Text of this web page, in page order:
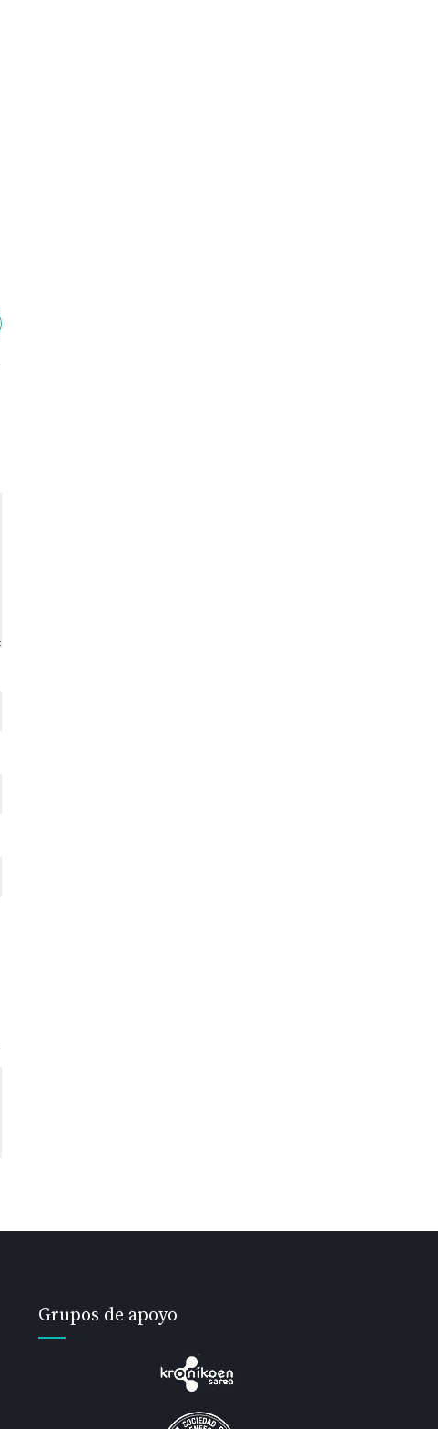
Grupos de apoyo